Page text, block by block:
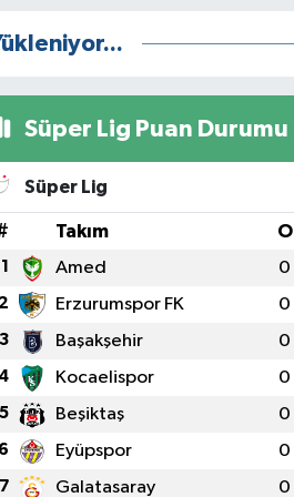
Süper Lig Puan Durumu
Süper Lig
Takım O
1 Amed 0
Erzurumspor FK 0
3 Başakşehir 0
Kocaelispor 0
5 Beşiktaş 0
Eyüpspor 0
7 Galatasaray 0